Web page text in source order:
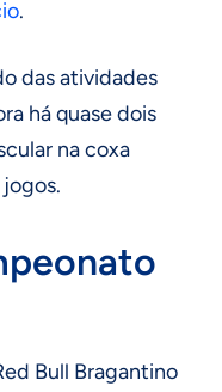
.
das atividades
há quase dois
na coxa
Bull Bragantino